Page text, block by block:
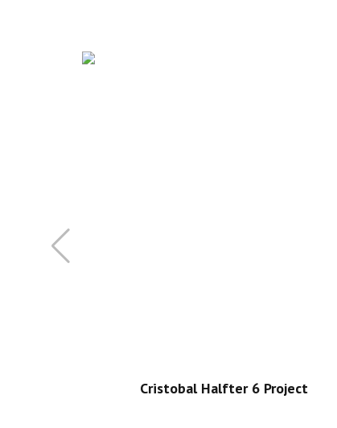
Cristobal Halfter 6 Project